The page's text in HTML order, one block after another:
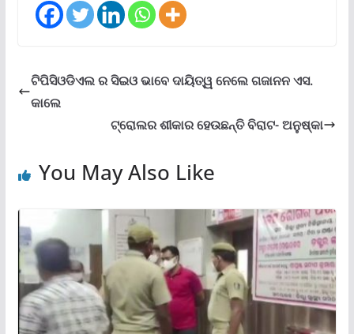
ଟିପିସିଓଡିଏଲ ର ସିଇଓ ଭାବେ ଦାୟିତ୍ୱ ନେଲେ ଗଜାନନ ଏସ.
କାଲେ
ଟ୍ରୋଲର ଶୀକାର ହେଉଛନ୍ତି ବିରାଟ- ଅନୁଷ୍କା
You May Also Like